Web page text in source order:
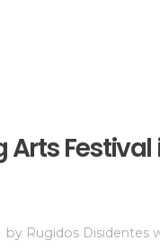
Arts
by Rugidos Disidentes